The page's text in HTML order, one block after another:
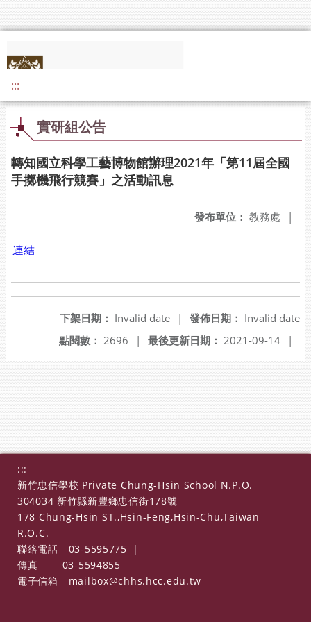
:::
實研組公告
轉知國立科學工藝博物館辦理2021年「第11屆全國
手擲機飛行競賽」之活動訊息
發布單位： 教務處 |
連結
發佈日期： Invalid date
下架日期： Invalid date
|
最後更新日期： 2021-09-14 |
點閱數： 2696 |
:::
新竹忠信學校 Private Chung-Hsin School N.P.O.
304034 新竹縣新豐鄉忠信街178號
178 Chung-Hsin ST.,Hsin-Feng,Hsin-Chu,Taiwan
R.O.C.
聯絡電話
03-5595775
|
傳真
03-5594855
電子信箱
mailbox@chhs.hcc.edu.tw